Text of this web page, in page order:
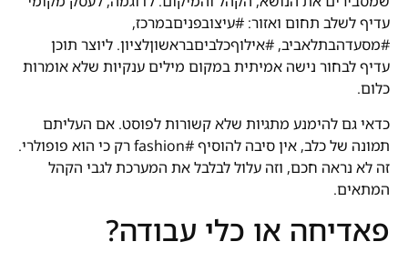
עדיף לשלב תחום ואזור: #עיצובפניםבמרכז,
#מסעדהבתלאביב, #אילוףכלביםבראשוןלציון. ליוצר תוכן
עדיף לבחור נישה אמיתית במקום מילים ענקיות שלא אומרות
כלום.
כדאי גם להימנע מתגיות שלא קשורות לפוסט. אם העליתם
תמונה של כלב, אין סיבה להוסיף #fashion רק כי הוא פופולרי.
זה לא נראה חכם, וזה עלול לבלבל את המערכת לגבי הקהל
המתאים.
פאדיחה או כלי עבודה?